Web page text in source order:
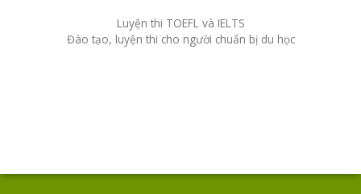
Luyện thi TOEFL và IELTS
Đào tạo, luyện thi cho người chuẩn bị du học